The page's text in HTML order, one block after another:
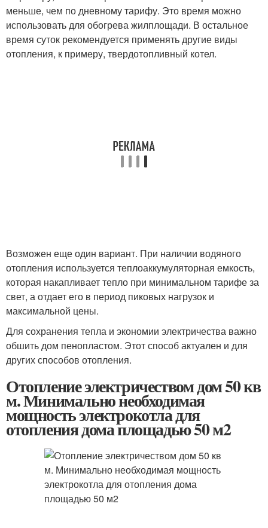
меньше, чем по дневному тарифу. Это время можно
использовать для обогрева жилплощади. В остальное
время суток рекомендуется применять другие виды
отопления, к примеру, твердотопливный котел.
Возможен еще один вариант. При наличии водяного
отопления используется теплоаккумуляторная емкость,
которая накапливает тепло при минимальном тарифе за
свет, а отдает его в период пиковых нагрузок и
максимальной цены.
Для сохранения тепла и экономии электричества важно
обшить дом пенопластом. Этот способ актуален и для
других способов отопления.
Отопление электричеством дом 50 кв
м. Минимально необходимая
мощность электрокотла для
отопления дома площадью 50 м2